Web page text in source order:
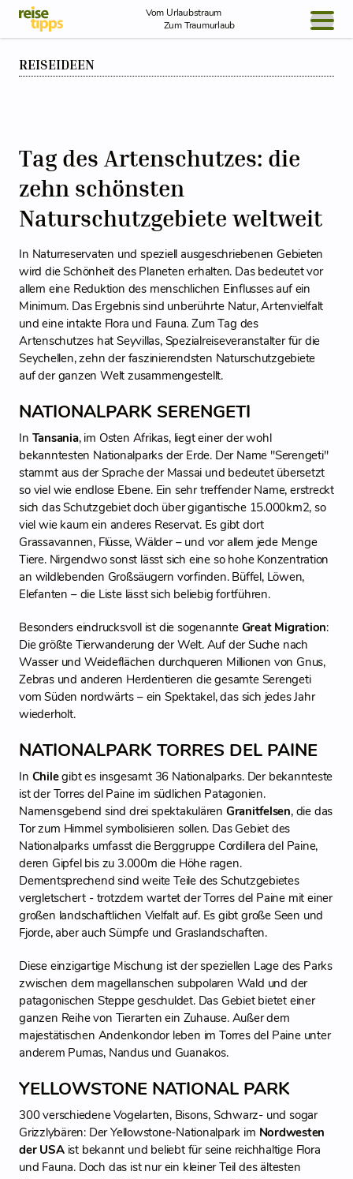
Skip to Content
Vom Urlaubstraum
Zum Traumurlaub
REISEIDEEN
Tag des Artenschutzes: die
zehn schönsten
Naturschutzgebiete weltweit
In Naturreservaten und speziell ausgeschriebenen Gebieten
wird die Schönheit des Planeten erhalten. Das bedeutet vor
allem eine Reduktion des menschlichen Einflusses auf ein
Minimum. Das Ergebnis sind unberührte Natur, Artenvielfalt
und eine intakte Flora und Fauna. Zum Tag des
Artenschutzes hat Seyvillas, Spezialreiseveranstalter für die
Seychellen, zehn der faszinierendsten Naturschutzgebiete
auf der ganzen Welt zusammengestellt.
NATIONALPARK SERENGETI
In Tansania, im Osten Afrikas, liegt einer der wohl
bekanntesten Nationalparks der Erde. Der Name "Serengeti"
stammt aus der Sprache der Massai und bedeutet übersetzt
so viel wie endlose Ebene. Ein sehr treffender Name, erstreckt
sich das Schutzgebiet doch über gigantische 15.000km2, so
viel wie kaum ein anderes Reservat. Es gibt dort
Grassavannen, Flüsse, Wälder – und vor allem jede Menge
Tiere. Nirgendwo sonst lässt sich eine so hohe Konzentration
an wildlebenden Großsäugern vorfinden. Büffel, Löwen,
Elefanten – die Liste lässt sich beliebig fortführen.
Besonders eindrucksvoll ist die sogenannte Great Migration:
Die größte Tierwanderung der Welt. Auf der Suche nach
Wasser und Weideflächen durchqueren Millionen von Gnus,
Zebras und anderen Herdentieren die gesamte Serengeti
vom Süden nordwärts – ein Spektakel, das sich jedes Jahr
wiederholt.
NATIONALPARK TORRES DEL PAINE
In Chilegibt es insgesamt 36 Nationalparks. Der bekannteste
ist der Torres del Paine im südlichen Patagonien.
Namensgebend sind drei spektakulären Granitfelsen, die das
Tor zum Himmel symbolisieren sollen. Das Gebiet des
Nationalparks umfasst die Berggruppe Cordillera del Paine,
deren Gipfel bis zu 3.000m die Höhe ragen.
Dementsprechend sind weite Teile des Schutzgebietes
vergletschert - trotzdem wartet der Torres del Paine mit einer
großen landschaftlichen Vielfalt auf. Es gibt große Seen und
Fjorde, aber auch Sümpfe und Graslandschaften.
Diese einzigartige Mischung ist der speziellen Lage des Parks
zwischen dem magellanschen subpolaren Wald und der
patagonischen Steppe geschuldet. Das Gebiet bietet einer
ganzen Reihe von Tierarten ein Zuhause. Außer dem
majestätischen Andenkondor leben im Torres del Paine unter
anderem Pumas, Nandus und Guanakos.
YELLOWSTONE NATIONAL PARK
300 verschiedene Vogelarten, Bisons, Schwarz- und sogar
Grizzlybären: Der Yellowstone-Nationalpark im Nordwesten
der USAist bekannt und beliebt für seine reichhaltige Flora
und Fauna. Doch das ist nur ein kleiner Teil des ältesten